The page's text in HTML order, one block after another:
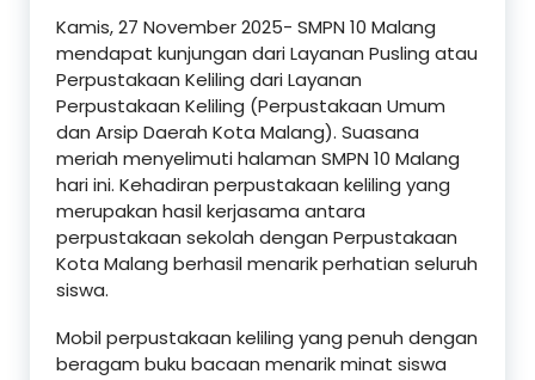
Kamis, 27 November 2025- SMPN 10 Malang
mendapat kunjungan dari Layanan Pusling atau
Perpustakaan Keliling dari Layanan
Perpustakaan Keliling (Perpustakaan Umum
dan Arsip Daerah Kota Malang). Suasana
meriah menyelimuti halaman SMPN 10 Malang
hari ini. Kehadiran perpustakaan keliling yang
merupakan hasil kerjasama antara
perpustakaan sekolah dengan Perpustakaan
Kota Malang berhasil menarik perhatian seluruh
siswa.
Mobil perpustakaan keliling yang penuh dengan
beragam buku bacaan menarik minat siswa